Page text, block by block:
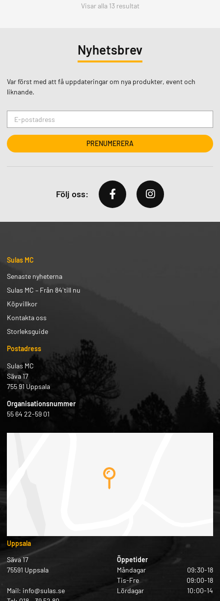
Visar alla 13 resultat
Nyhetsbrev
Var först med att få uppdateringar om nya produkter, event och
liknande.
Följ oss:
Sulas MC
Senaste nyheterna
Sulas MC – Från 84` till nu
Köpvillkor
Kontakta oss
Storleksguide
Postadress
Sulas MC
Säva 17
755 91 Uppsala
Organisationsnummer
55 64 22-59 01
Uppsala
Säva 17
75591 Uppsala
Mail: info@sulas.se
Öppetider
Måndagar
09:30-18
Tis-Fre
09:00-18
Lördagar
10:00-14